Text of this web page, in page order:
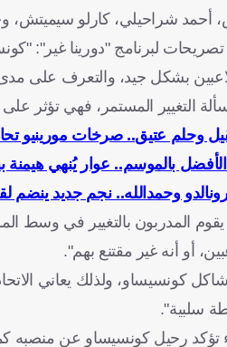
شراحيلي، كارلو سيميتش،
لبرنامج "دورينا غير":
بشكل جيد، والتعرف على مدى
التغيير المستمر، فهي تؤثر على
وحلم عتيق.. صرخات مورينيو
الأفضل بالموسم.. عوار يُنهي هيمنة
رونالدو وحمدالله.. نجم جديد
يقوم المدربون بالتغيير في
أو أنه غير مقتنع بهم".
كونسيساو، ولذلك يعاني
سلبية".
تؤكد رحيل كونسيساو عن منصبه